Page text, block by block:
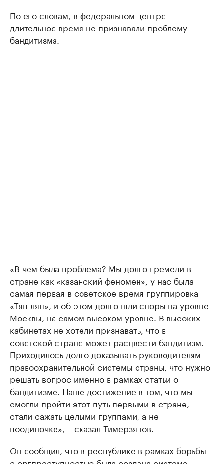
По его словам, в федеральном центре
длительное время не признавали проблему
бандитизма.
«В чем была проблема? Мы долго гремели в
стране как «казанский феномен», у нас была
самая первая в советское время группировка
«Тяп-ляп», и об этом долго шли споры на уровне
Москвы, на самом высоком уровне. В высоких
кабинетах не хотели признавать, что в
советской стране может расцвести бандитизм.
Приходилось долго доказывать руководителям
правоохранительной системы страны, что нужно
решать вопрос именно в рамках статьи о
бандитизме. Наше достижение в том, что мы
смогли пройти этот путь первыми в стране,
стали сажать целыми группами, а не
поодиночке», – сказал Тимерзянов.
Он сообщил, что в республике в рамках борьбы